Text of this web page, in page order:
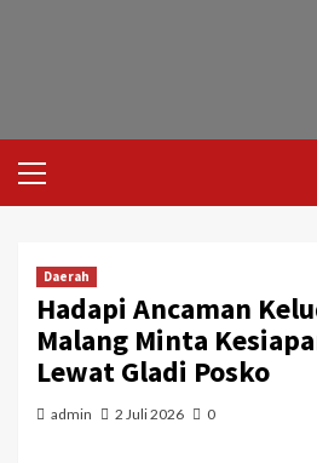
Daerah
Hadapi Ancaman
Malang Minta
Lewat Gladi Posko
admin 2 Juli 2026 0